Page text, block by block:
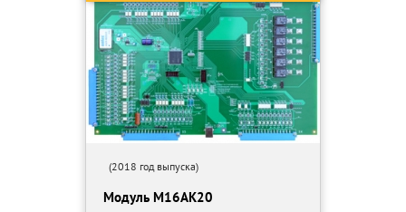
(2018 год выпуска)
Модуль М16АК20